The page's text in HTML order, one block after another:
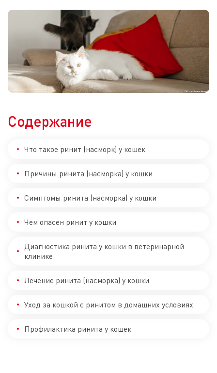
Содержание
Что такое ринит (насморк) у кошек
Причины ринита (насморка) у кошки
Симптомы ринита (насморка) у кошки
Чем опасен ринит у кошки
Диагностика ринита у кошки в ветеринарной
клинике
Лечение ринита (насморка) у кошки
Уход за кошкой с ринитом в домашних условиях
Профилактика ринита у кошек